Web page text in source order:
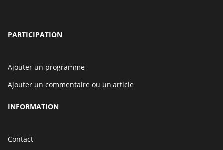
PARTICIPATION
Ajouter un programme
Ajouter un commentaire ou un article
INFORMATION
Contact